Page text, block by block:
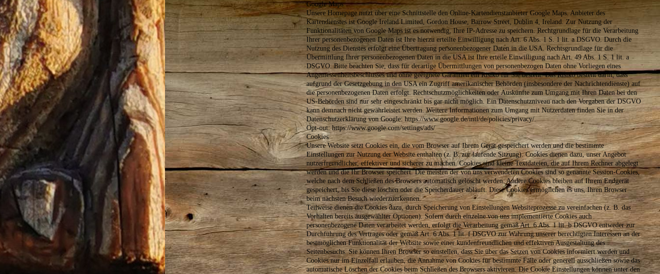
Google Maps
Unsere Homepage nutzt über eine Schnittstelle den Online-Kartendienstanbieter Google Maps. Anbieter des
Kartendienstes ist Google Ireland Limited, Gordon House, Barrow Street, Dublin 4, Ireland. Zur Nutzung der
Funktionalitäten von Google Maps ist es notwendig, Ihre IP-Adresse zu speichern. Rechtgrundlage für die Verarbeitung
Ihrer personenbezogenen Daten ist Ihre hierzu erteilte Einwilligung nach Art. 6 Abs. 1 S. 1 lit. a DSGVO. Durch die
Nutzung des Dienstes erfolgt eine Übertragung personenbezogener Daten in die USA. Rechtsgrundlage für die
Übermittlung Ihrer personenbezogenen Daten in die USA ist Ihre erteile Einwilligung nach Art. 49 Abs. 1 S. 1 lit. a
DSGVO. Bitte beachten Sie, dass für derartige Übermittlungen von personenbezogen Daten ohne Vorliegen eines
Angemessenheitsbeschlusses und ohne geeignete Garantien ein Risiko für Sie besteht. Das Risiko besteht darin, dass
aufgrund der Gesetzgebung in den USA ein Zugriff amerikanischer Behörden (insbesondere der Nachrichtendienste) auf
die personenbezogenen Daten erfolgt. Rechtschutzmöglichkeiten oder Auskünfte zum Umgang mit Ihren Daten bei den
US-Behörden sind nur sehr eingeschränkt bis gar nicht möglich. Ein Datenschutzniveau nach den Vorgaben der DSGVO
kann demnach nicht gewährleistet werden. Weitere Informationen zum Umgang mit Nutzerdaten finden Sie in der
Datenschutzerklärung von Google: https://www.google.de/intl/de/policies/privacy/.
Opt-out: https://www.google.com/settings/ads/
Cookies
Unsere Website setzt Cookies ein, die vom Browser auf Ihrem Gerät gespeichert werden und die bestimmte
Einstellungen zur Nutzung der Website enthalten (z. B. zur laufende Sitzung). Cookies dienen dazu, unser Angebot
nutzerfreundlicher, effektiver und sicherer zu machen. Cookies sind kleine Textdateien, die auf Ihrem Rechner abgelegt
werden und die Ihr Browser speichert. Die meisten der von uns verwendeten Cookies sind so genannte Session-Cookies,
welche nach dem Schließen des Browsers automatisch gelöscht werden. Andere Cookies bleiben auf Ihrem Endgerät
gespeichert, bis Sie diese löschen oder die Speicherdauer abläuft. Diese Cookies ermöglichen es uns, Ihren Browser
beim nächsten Besuch wiederzuerkennen.
Teilweise dienen die Cookies dazu, durch Speicherung von Einstellungen Websiteprozesse zu vereinfachen (z. B. das
Vorhalten bereits ausgewählter Optionen). Sofern durch einzelne von uns implementierte Cookies auch
personenbezogene Daten verarbeitet werden, erfolgt die Verarbeitung gemäß Art. 6 Abs. 1 lit. b DSGVO entweder zur
Durchführung des Vertrages oder gemäß Art. 6 Abs. 1 lit. f DSGVO zur Wahrung unserer berechtigten Interessen an der
bestmöglichen Funktionalität der Website sowie einer kundenfreundlichen und effektiven Ausgestaltung des
Seitenbesuchs. Sie können Ihren Browser so einstellen, dass Sie über das Setzen von Cookies informiert werden und
Cookies nur im Einzelfall erlauben, die Annahme von Cookies für bestimmte Fälle oder generell ausschließen sowie das
automatische Löschen der Cookies beim Schließen des Browsers aktivieren. Die Cookie Einstellungen können unter den